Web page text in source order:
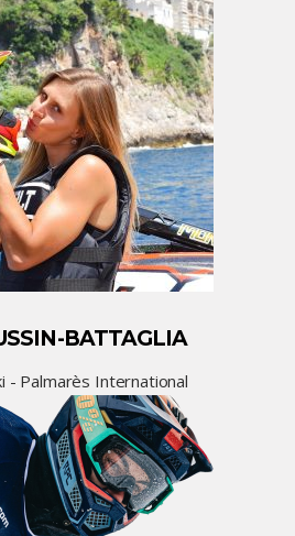
BATTAGLIA
- Palmarès International